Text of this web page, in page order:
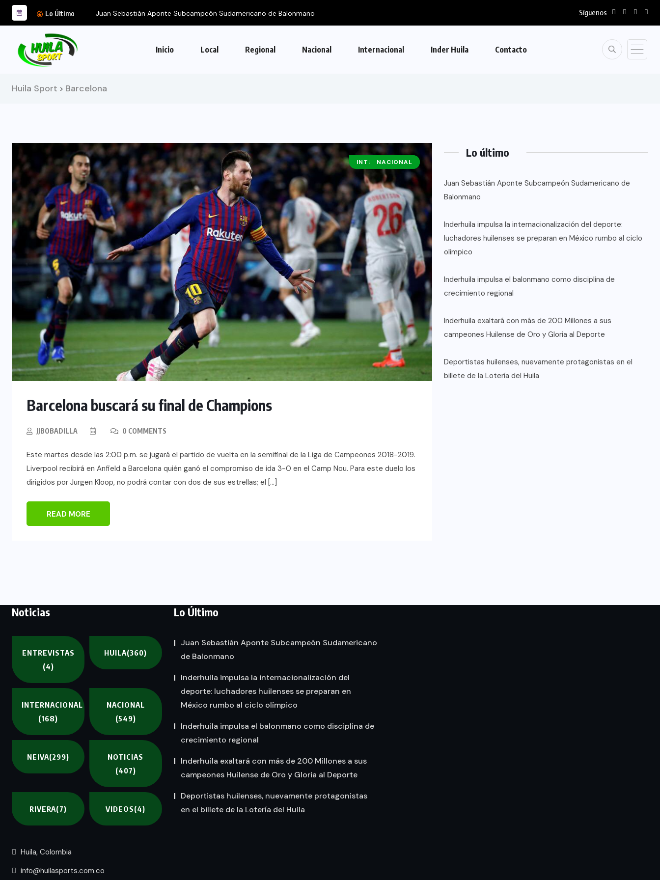
Lo Último Juan Sebastián Aponte Subcampeón Sudamericano de Balonmano Síguenos
Inicio Local Regional Nacional Internacional Inder Huila Contacto
Huila Sport > Barcelona
INTERNACIONAL
NACIONAL
Barcelona buscará su final de Champions
JJBOBADILLA 0 COMMENTS
Este martes desde las 2:00 p.m. se jugará el partido de vuelta en la semifinal de la Liga de Campeones 2018-2019.
Liverpool recibirá en Anfield a Barcelona quién ganó el compromiso de ida 3-0 en el Camp Nou. Para este duelo los
dirigidos por Jurgen Kloop, no podrá contar con dos de sus estrellas; el […]
READ MORE
Lo último
Juan Sebastián Aponte Subcampeón Sudamericano de
Balonmano
Inderhuila impulsa la internacionalización del deporte:
luchadores huilenses se preparan en México rumbo al ciclo
olímpico
Inderhuila impulsa el balonmano como disciplina de
crecimiento regional
Inderhuila exaltará con más de 200 Millones a sus
campeones Huilense de Oro y Gloria al Deporte
Deportistas huilenses, nuevamente protagonistas en el
billete de la Lotería del Huila
Noticias
ENTREVISTAS
(4)
HUILA(360)
INTERNACIONAL
(168)
NACIONAL
(549)
NEIVA(299)
NOTICIAS
(407)
RIVERA(7) VIDEOS(4)
Huila, Colombia
info@huilasports.com.co
Lo Último
Juan Sebastián Aponte Subcampeón Sudamericano
de Balonmano
Inderhuila impulsa la internacionalización del
deporte: luchadores huilenses se preparan en
México rumbo al ciclo olímpico
Inderhuila impulsa el balonmano como disciplina de
crecimiento regional
Inderhuila exaltará con más de 200 Millones a sus
campeones Huilense de Oro y Gloria al Deporte
Deportistas huilenses, nuevamente protagonistas
en el billete de la Lotería del Huila